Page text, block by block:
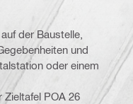
der Baustelle,
und
oder einem
POA 26